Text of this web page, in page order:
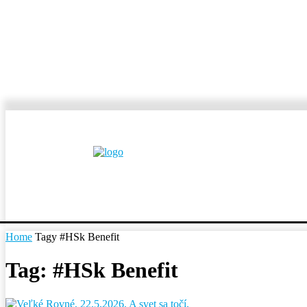
Home Tagy #HSk Benefit
Tag: #HSk Benefit